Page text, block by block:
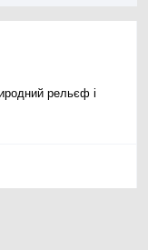
рельєф і